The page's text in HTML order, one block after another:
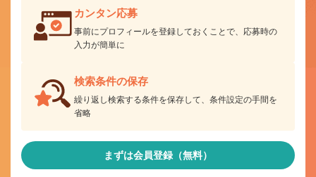
カンタン応募
事前にプロフィールを登録しておくことで、応募時の
入力が簡単に
検索条件の保存
繰り返し検索する条件を保存して、条件設定の手間を
省略
まずは会員登録（無料）